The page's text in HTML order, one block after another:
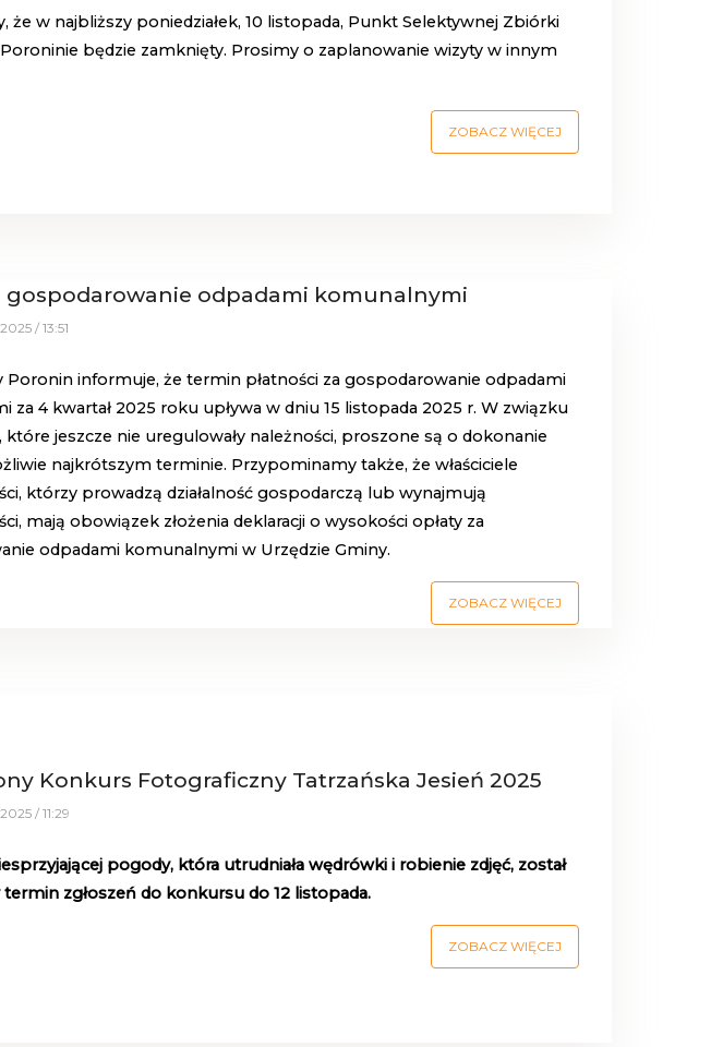
że w najbliższy poniedziałek, 10 listopada, Punkt Selektywnej Zbiórki
będzie zamknięty. Prosimy o zaplanowanie wizyty w innym
ZOBACZ WIĘCEJ
gospodarowanie odpadami komunalnymi
/ 13:51
Poronin informuje, że termin płatności za gospodarowanie odpadami
za 4 kwartał 2025 roku upływa w dniu 15 listopada 2025 r. W związku
jeszcze nie uregulowały należności, proszone są o dokonanie
najkrótszym terminie. Przypominamy także, że właściciele
którzy prowadzą działalność gospodarczą lub wynajmują
mają obowiązek złożenia deklaracji o wysokości opłaty za
odpadami komunalnymi w Urzędzie Gminy.
ZOBACZ WIĘCEJ
Konkurs Fotograficzny Tatrzańska Jesień 2025
/ 11:29
pogody, która utrudniała wędrówki i robienie zdjęć, został
termin zgłoszeń do konkursu do 12 listopada.
ZOBACZ WIĘCEJ